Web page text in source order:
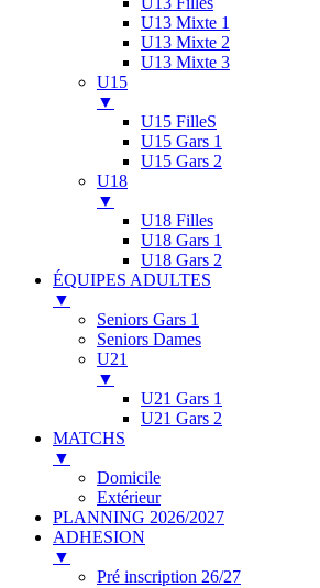
U13 Mixte 1
U13 Mixte 2
U13 Mixte 3
U15
▼
U15 FilleS
U15 Gars 1
U15 Gars 2
U18
▼
U18 Filles
U18 Gars 1
U18 Gars 2
ÉQUIPES ADULTES
▼
Seniors Gars 1
Seniors Dames
U21
▼
U21 Gars 1
U21 Gars 2
MATCHS
▼
Domicile
Extérieur
PLANNING 2026/2027
ADHESION
▼
Pré inscription 26/27